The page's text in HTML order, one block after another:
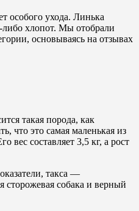
особого ухода. Линька
либо хлопот. Мы отобрали
основываясь на отзывах
такая порода, как
что это самая маленькая из
вес составляет 3,5 кг, а рост
такса —
собака и верный